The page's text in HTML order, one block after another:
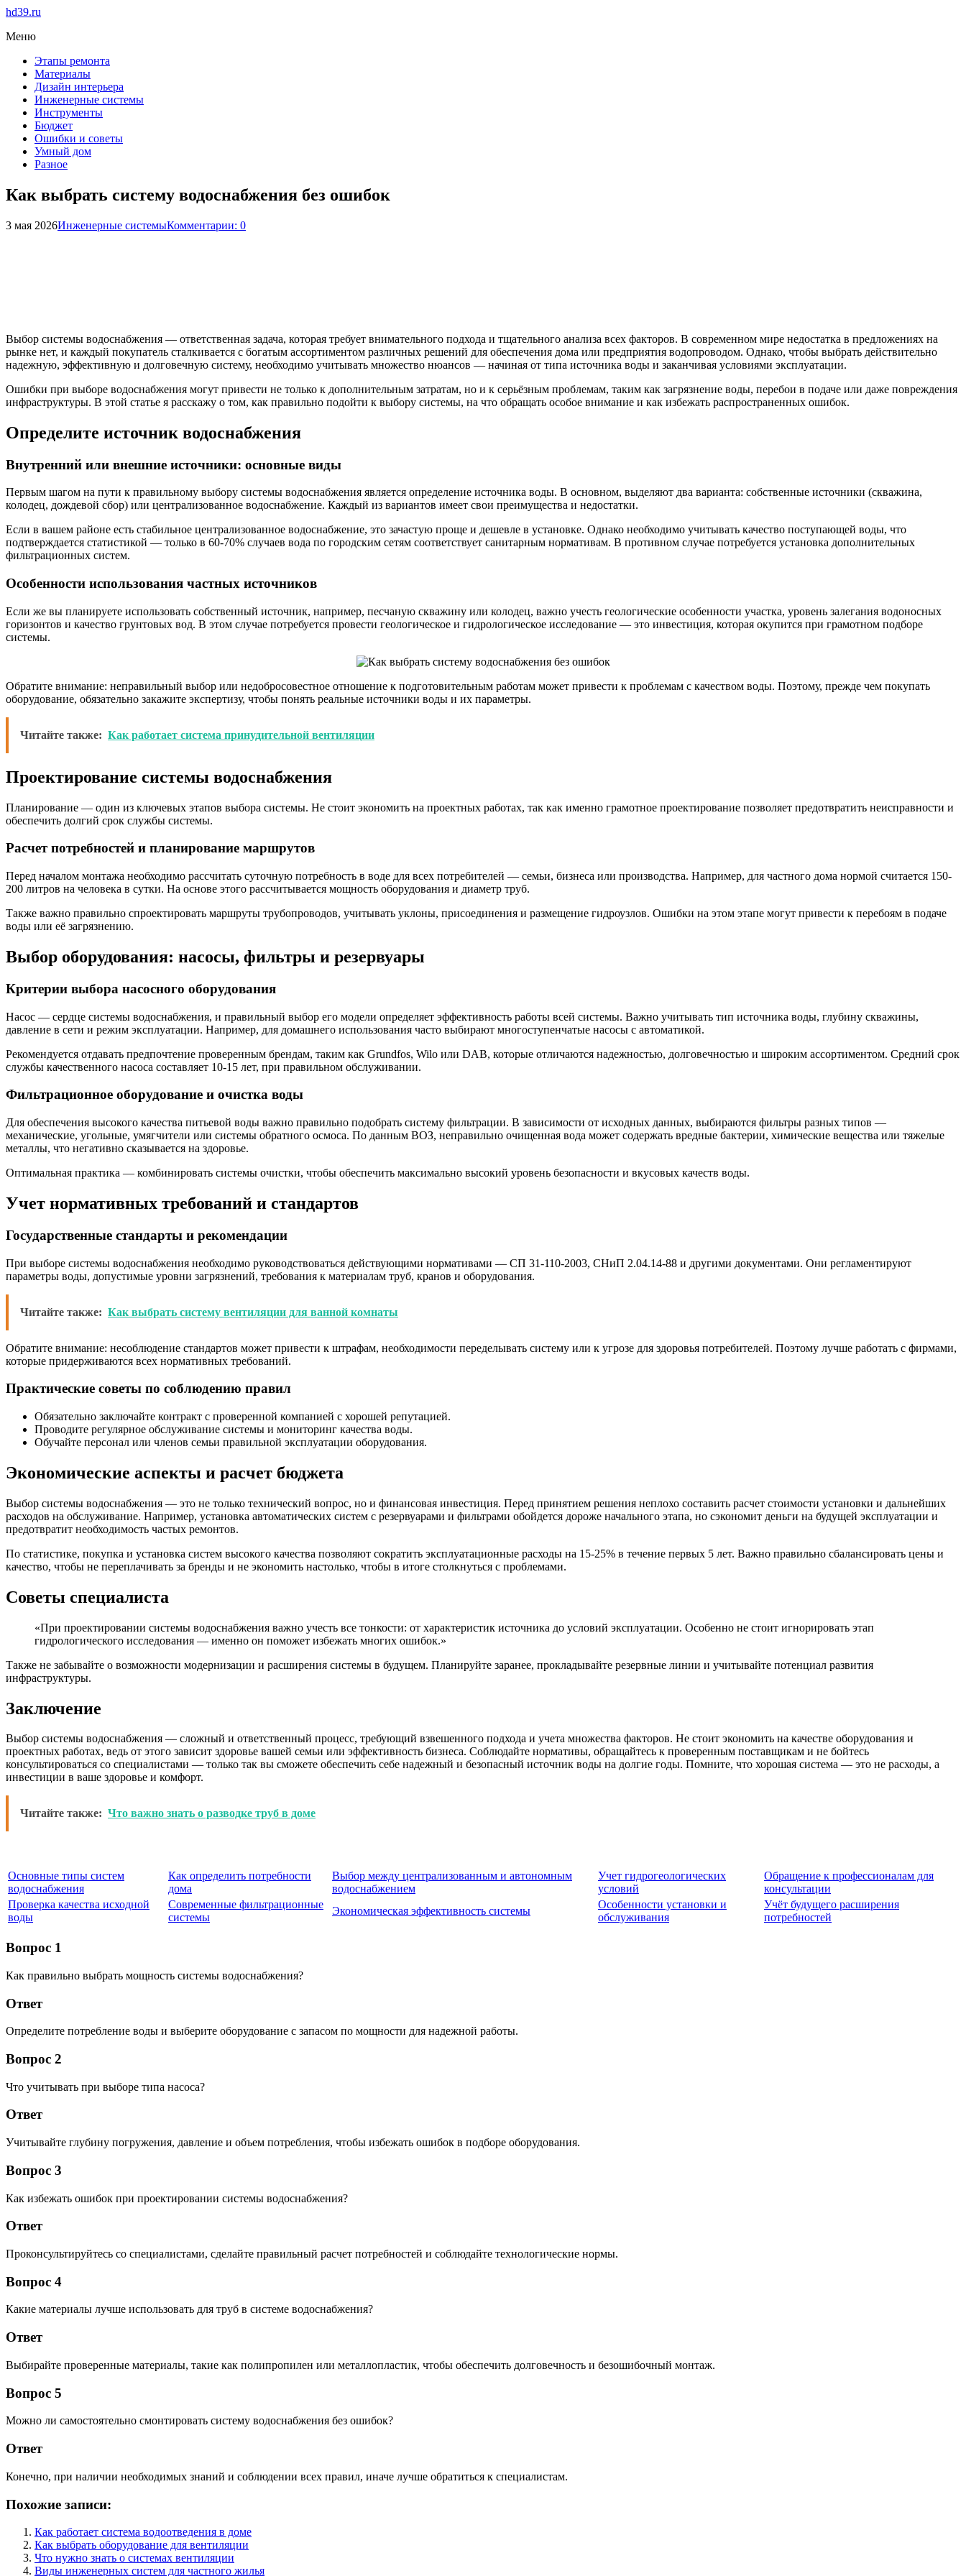
hd39.ru
Меню
Этапы ремонта
Материалы
Дизайн интерьера
Инженерные системы
Инструменты
Бюджет
Ошибки и советы
Умный дом
Разное
Как выбрать систему водоснабжения без ошибок
3 мая 2026Инженерные системыКомментарии: 0
Выбор системы водоснабжения — ответственная задача, которая требует внимательного подхода и тщательного анализа всех факторов. В современном мире недостатка в предложениях на
рынке нет, и каждый покупатель сталкивается с богатым ассортиментом различных решений для обеспечения дома или предприятия водопроводом. Однако, чтобы выбрать действительно
надежную, эффективную и долговечную систему, необходимо учитывать множество нюансов — начиная от типа источника воды и заканчивая условиями эксплуатации.
Ошибки при выборе водоснабжения могут привести не только к дополнительным затратам, но и к серьёзным проблемам, таким как загрязнение воды, перебои в подаче или даже повреждения
инфраструктуры. В этой статье я расскажу о том, как правильно подойти к выбору системы, на что обращать особое внимание и как избежать распространенных ошибок.
Определите источник водоснабжения
Внутренний или внешние источники: основные виды
Первым шагом на пути к правильному выбору системы водоснабжения является определение источника воды. В основном, выделяют два варианта: собственные источники (скважина,
колодец, дождевой сбор) или централизованное водоснабжение. Каждый из вариантов имеет свои преимущества и недостатки.
Если в вашем районе есть стабильное централизованное водоснабжение, это зачастую проще и дешевле в установке. Однако необходимо учитывать качество поступающей воды, что
подтверждается статистикой — только в 60-70% случаев вода по городским сетям соответствует санитарным нормативам. В противном случае потребуется установка дополнительных
фильтрационных систем.
Особенности использования частных источников
Если же вы планируете использовать собственный источник, например, песчаную скважину или колодец, важно учесть геологические особенности участка, уровень залегания водоносных
горизонтов и качество грунтовых вод. В этом случае потребуется провести геологическое и гидрологическое исследование — это инвестиция, которая окупится при грамотном подборе
системы.
Обратите внимание: неправильный выбор или недобросовестное отношение к подготовительным работам может привести к проблемам с качеством воды. Поэтому, прежде чем покупать
оборудование, обязательно закажите экспертизу, чтобы понять реальные источники воды и их параметры.
Читайте также: Как работает система принудительной вентиляции
Проектирование системы водоснабжения
Планирование — один из ключевых этапов выбора системы. Не стоит экономить на проектных работах, так как именно грамотное проектирование позволяет предотвратить неисправности и
обеспечить долгий срок службы системы.
Расчет потребностей и планирование маршрутов
Перед началом монтажа необходимо рассчитать суточную потребность в воде для всех потребителей — семьи, бизнеса или производства. Например, для частного дома нормой считается 150-
200 литров на человека в сутки. На основе этого рассчитывается мощность оборудования и диаметр труб.
Также важно правильно спроектировать маршруты трубопроводов, учитывать уклоны, присоединения и размещение гидроузлов. Ошибки на этом этапе могут привести к перебоям в подаче
воды или её загрязнению.
Выбор оборудования: насосы, фильтры и резервуары
Критерии выбора насосного оборудования
Насос — сердце системы водоснабжения, и правильный выбор его модели определяет эффективность работы всей системы. Важно учитывать тип источника воды, глубину скважины,
давление в сети и режим эксплуатации. Например, для домашнего использования часто выбирают многоступенчатые насосы с автоматикой.
Рекомендуется отдавать предпочтение проверенным брендам, таким как Grundfos, Wilo или DAB, которые отличаются надежностью, долговечностью и широким ассортиментом. Средний срок
службы качественного насоса составляет 10-15 лет, при правильном обслуживании.
Фильтрационное оборудование и очистка воды
Для обеспечения высокого качества питьевой воды важно правильно подобрать систему фильтрации. В зависимости от исходных данных, выбираются фильтры разных типов —
механические, угольные, умягчители или системы обратного осмоса. По данным ВОЗ, неправильно очищенная вода может содержать вредные бактерии, химические вещества или тяжелые
металлы, что негативно сказывается на здоровье.
Оптимальная практика — комбинировать системы очистки, чтобы обеспечить максимально высокий уровень безопасности и вкусовых качеств воды.
Учет нормативных требований и стандартов
Государственные стандарты и рекомендации
При выборе системы водоснабжения необходимо руководствоваться действующими нормативами — СП 31-110-2003, СНиП 2.04.14-88 и другими документами. Они регламентируют
параметры воды, допустимые уровни загрязнений, требования к материалам труб, кранов и оборудования.
Читайте также: Как выбрать систему вентиляции для ванной комнаты
Обратите внимание: несоблюдение стандартов может привести к штрафам, необходимости переделывать систему или к угрозе для здоровья потребителей. Поэтому лучше работать с фирмами,
которые придерживаются всех нормативных требований.
Практические советы по соблюдению правил
Обязательно заключайте контракт с проверенной компанией с хорошей репутацией.
Проводите регулярное обслуживание системы и мониторинг качества воды.
Обучайте персонал или членов семьи правильной эксплуатации оборудования.
Экономические аспекты и расчет бюджета
Выбор системы водоснабжения — это не только технический вопрос, но и финансовая инвестиция. Перед принятием решения неплохо составить расчет стоимости установки и дальнейших
расходов на обслуживание. Например, установка автоматических систем с резервуарами и фильтрами обойдется дороже начального этапа, но сэкономит деньги на будущей эксплуатации и
предотвратит необходимость частых ремонтов.
По статистике, покупка и установка систем высокого качества позволяют сократить эксплуатационные расходы на 15-25% в течение первых 5 лет. Важно правильно сбалансировать цены и
качество, чтобы не переплачивать за бренды и не экономить настолько, чтобы в итоге столкнуться с проблемами.
Советы специалиста
«При проектировании системы водоснабжения важно учесть все тонкости: от характеристик источника до условий эксплуатации. Особенно не стоит игнорировать этап
гидрологического исследования — именно он поможет избежать многих ошибок.»
Также не забывайте о возможности модернизации и расширения системы в будущем. Планируйте заранее, прокладывайте резервные линии и учитывайте потенциал развития
инфраструктуры.
Заключение
Выбор системы водоснабжения — сложный и ответственный процесс, требующий взвешенного подхода и учета множества факторов. Не стоит экономить на качестве оборудования и
проектных работах, ведь от этого зависит здоровье вашей семьи или эффективность бизнеса. Соблюдайте нормативы, обращайтесь к проверенным поставщикам и не бойтесь
консультироваться со специалистами — только так вы сможете обеспечить себе надежный и безопасный источник воды на долгие годы. Помните, что хорошая система — это не расходы, а
инвестиции в ваше здоровье и комфорт.
Читайте также: Что важно знать о разводке труб в доме
Основные типы систем
водоснабжения
Как определить потребности
дома
Выбор между централизованным и автономным
водоснабжением
Учет гидрогеологических
условий
Обращение к профессионалам для
консультации
Проверка качества исходной
воды
Современные фильтрационные
системы
Экономическая эффективность системы
Особенности установки и
обслуживания
Учёт будущего расширения
потребностей
Вопрос 1
Как правильно выбрать мощность системы водоснабжения?
Ответ
Определите потребление воды и выберите оборудование с запасом по мощности для надежной работы.
Вопрос 2
Что учитывать при выборе типа насоса?
Ответ
Учитывайте глубину погружения, давление и объем потребления, чтобы избежать ошибок в подборе оборудования.
Вопрос 3
Как избежать ошибок при проектировании системы водоснабжения?
Ответ
Проконсультируйтесь со специалистами, сделайте правильный расчет потребностей и соблюдайте технологические нормы.
Вопрос 4
Какие материалы лучше использовать для труб в системе водоснабжения?
Ответ
Выбирайте проверенные материалы, такие как полипропилен или металлопластик, чтобы обеспечить долговечность и безошибочный монтаж.
Вопрос 5
Можно ли самостоятельно смонтировать систему водоснабжения без ошибок?
Ответ
Конечно, при наличии необходимых знаний и соблюдении всех правил, иначе лучше обратиться к специалистам.
Похожие записи:
Как работает система водоотведения в доме
Как выбрать оборудование для вентиляции
Что нужно знать о системах вентиляции
Виды инженерных систем для частного жилья